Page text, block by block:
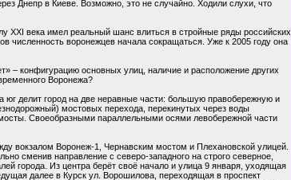
Днепр в Киеве. Возможно, это не случайно. Ходили слухи, что
XXI века имел реальный шанс влиться в стройные ряды российских
численность воронежцев начала сокращаться. Уже к 2005 году она
– конфигурацию основных улиц, наличие и расположение других
Воронежа?
юг делит город на две неравные части: большую правобережную и
мостовых перехода, перекинутых через воды
Своеобразными параллельными осями левобережной части
вокзалом Воронеж-1, Чернавским мостом и Плехановской улицей.
сменив направление с северо-западного на строго северное,
города. Из центра берёт своё начало и улица 9 января, уходящая
далее в Курск ул. Ворошилова, переходящая в проспект